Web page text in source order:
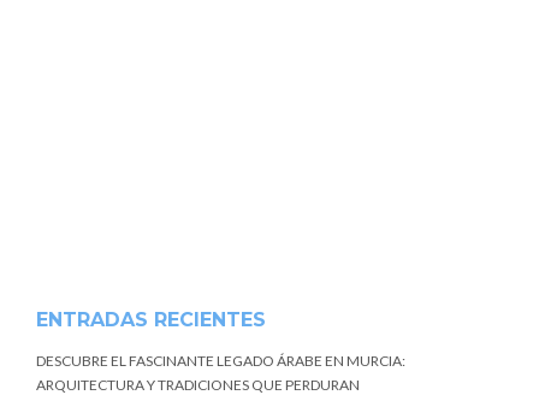
ENTRADAS RECIENTES
DESCUBRE EL FASCINANTE LEGADO ÁRABE EN MURCIA:
ARQUITECTURA Y TRADICIONES QUE PERDURAN